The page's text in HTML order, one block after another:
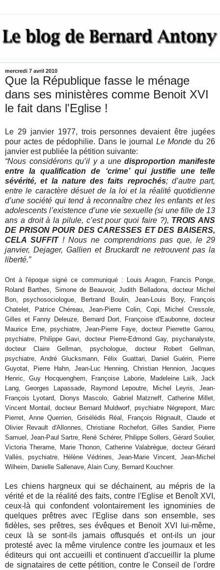
mercredi 7 avril 2010
Que la République fasse le ménage
dans ses ministères comme Benoit XVI
le fait dans l'Eglise !
Le 29 janvier 1977, trois personnes devaient être jugées
pour actes de pédophilie. Dans le journal Le Monde du 26
janvier est publiée la pétition suivante:
“Nous considérons qu’il y a unedisproportion manifeste
entre la qualification de ‘crime’ qui justifie une telle
sévérité, et la nature des faits reprochés; d’autre part,
entre le caractère désuet de la loi et la réalité quotidienne
d’une société qui tend à reconnaître chez les enfants et les
adolescents l’existence d’une vie sexuelle (si une fille de 13
ans a droit à la pilule, c’est pour quoi faire ?), TROIS ANS
DE PRISON POUR DES CARESSES ET DES BAISERS,
CELA SUFFIT! Nous ne comprendrions pas que, le 29
janvier, Dejager, Gallien et Bruckardt ne retrouvent pas la
liberté.”
Ont à l'époque signé ce communiqué : Louis Aragon, Francis Ponge,
Roland Barthes, Simone de Beauvoir, Judith Belladona, docteur Michel
Bon, psychosociologue, Bertrand Boulin, Jean-Louis Bory, François
Chatelet, Patrice Chéreau, Jean-Pierre Colin, Copi, Michel Cressole,
Gilles et Fanny Deleuze, Bernard Dort, Françoise d'Eaubonne, docteur
Maurice Erne, psychiatre, Jean-Pierre Faye, docteur Pierrette Garrou,
psychiatre, Philippe Gavi, docteur Pierre-Edmond Gay, psychanalyste,
docteur Claire Gellman, psychologue, docteur Robert Gellman,
psychiatre, André Glucksmann, Félix Guattari, Daniel Guérin, Pierre
Guyotat, Pierre Hahn, Jean-Luc Henning, Christian Hennion, Jacques
Henric, Guy Hocquenghem, Françoise Laborie, Madeleine Laïk, Jack
Lang, Georges Lapassade, Raymond Lepoutre, Michel Leyris, Jean-
François Lyotard, Dionys Mascolo, Gabriel Matzneff, Catherine Millet,
Vincent Montail, docteur Bernard Muldworf, psychiatre Négrepont, Marc
Pierret, Anne Querrien, Grisélédis Réal, François Régnault, Claude et
Olivier Revault d'Allonnes, Christiane Rochefort, Gilles Sandier, Pierre
Samuel, Jean-Paul Sartre, René Schérer, Philippe Sollers, Gérard Soulier,
Victoria Therame, Marie Thonon, Catherine Valabrègue, docteur Gérard
Vallès, psychiatre, Hélène Védrines, Jean-Marie Vincent, Jean-Michel
Wilheim, Danielle Sallenave, Alain Cuny, Bernard Kouchner.
Les chiens hargneux qui se déchainent, au mépris de la
vérité et de la réalité des faits, contre l'Eglise et Benoît XVI,
ceux-là qui confondent volontairement les ignominies de
quelques prêtres avec l'Eglise dans son ensemble, ses
fidèles, ses prêtres, ses évêques et Benoit XVI lui-même,
ceux là se sont-ils jamais offusqués et ont-ils un jour
protesté avec la même virulence contre les journaux et les
éditeurs qui ont accueilli et continuent d'accueillir la plume
de signataires de cette pétition, contre le Conseil de l'ordre